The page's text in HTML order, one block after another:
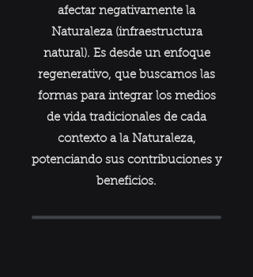
afectar negativamente la
Naturaleza (infraestructura
natural). Es desde un enfoque
regenerativo, que buscamos las
formas para integrar los medios
de vida tradicionales de cada
contexto a la Naturaleza,
potenciando sus contribuciones y
beneficios.